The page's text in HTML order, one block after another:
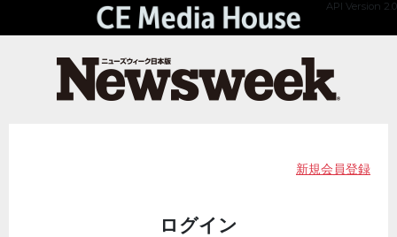
API Version 2.0
新規会員登録
ログイン